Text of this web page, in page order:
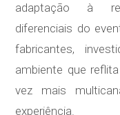
adaptação à
diferenciais do
fabricantes,
ambiente que
vez mais
experiência.